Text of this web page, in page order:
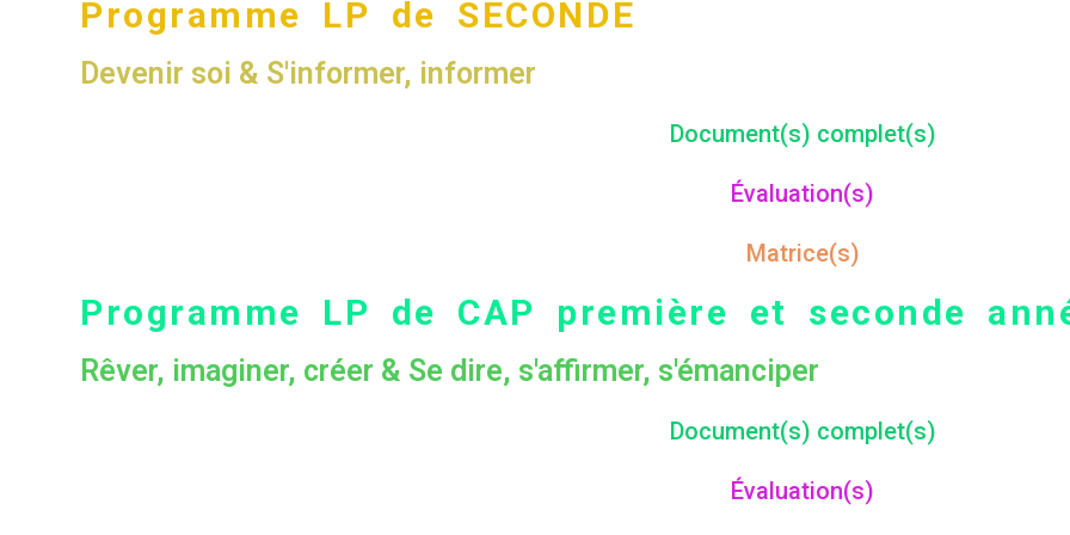
Programme LP de SECONDE
Devenir soi & S'informer, informer
Document(s) complet(s)
Évaluation(s)
Matrice(s)
Programme LP de CAP première et seconde
Rêver, imaginer, créer & Se dire, s'affirmer, s'émanciper
Document(s) complet(s)
Évaluation(s)